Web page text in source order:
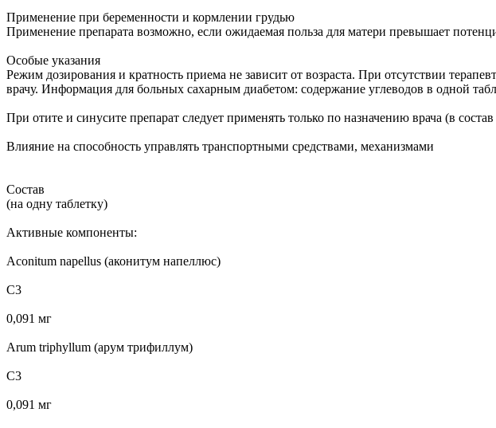
Применение при беременности и кормлении грудью
Применение препарата возможно, если ожидаемая польза для матери превышает
Особые указания
Режим дозирования и кратность приема не зависит от возраста. При отсутствии
врачу. Информация для больных сахарным диабетом: содержание углеводов в одной
При отите и синусите препарат следует применять только по назначению врача (в
Влияние на способность управлять транспортными средствами, механизмами
Состав
(на одну таблетку)
Активные компоненты:
Aconitum napellus (аконитум напеллюс)
С3
0,091 мг
Arum triphyllum (арум трифиллум)
С3
0,091 мг